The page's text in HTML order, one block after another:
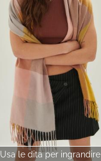
Brand
Contatti
Usa le dita per ingrandire